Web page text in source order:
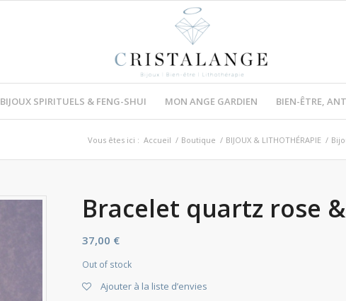
BIJOUX SPIRITUELS & FENG-SHUI MON ANGE GARDIEN BIEN-ÊTRE,
Vous êtes ici : Accueil / Boutique / BIJOUX & LITHOTHÉRAPIE /
Bracelet quartz rose
37,00 €
Out of stock
Ajouter à la liste d’envies